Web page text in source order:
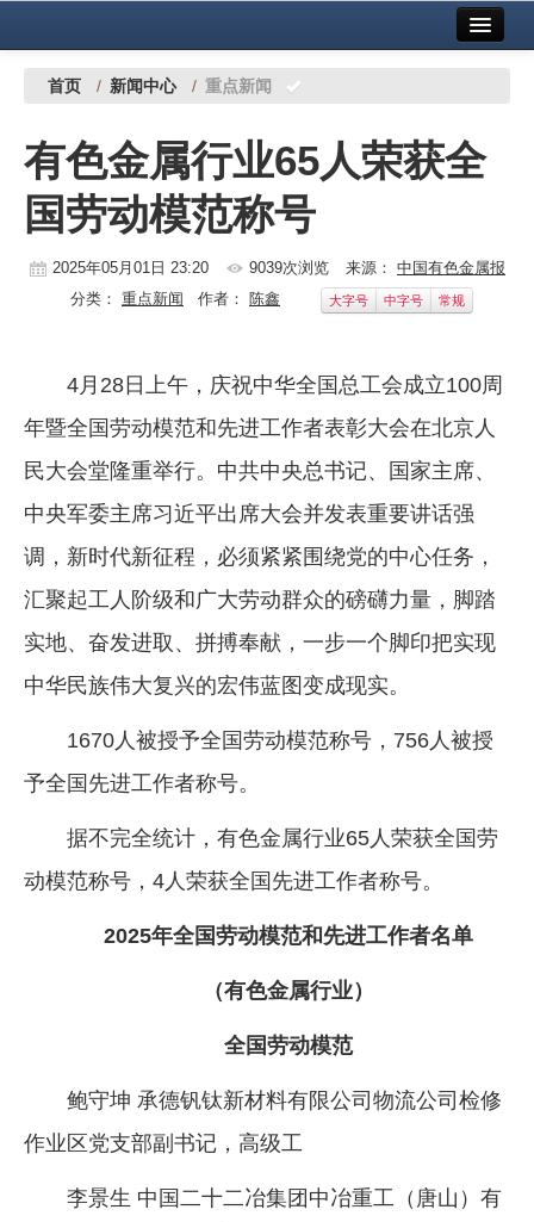
中国有色金属报社主办 广告服务
铜镍铅锌
铝
稀有稀土
镁钛
地矿 建设
党建工作
企业文化
《资源再生》杂志
首页 / 新闻中心 / 重点新闻
有色金属行业65人荣获全
国劳动模范称号
2025年05月01日 23:20 9039次浏览 来源： 中国有色金属报
分类： 重点新闻 作者： 陈鑫 大字号 中字号 常规
4月28日上午，庆祝中华全国总工会成立100周
年暨全国劳动模范和先进工作者表彰大会在北京人
民大会堂隆重举行。中共中央总书记、国家主席、
中央军委主席习近平出席大会并发表重要讲话强
调，新时代新征程，必须紧紧围绕党的中心任务，
汇聚起工人阶级和广大劳动群众的磅礴力量，脚踏
实地、奋发进取、拼搏奉献，一步一个脚印把实现
中华民族伟大复兴的宏伟蓝图变成现实。
1670人被授予全国劳动模范称号，756人被授
予全国先进工作者称号。
据不完全统计，有色金属行业65人荣获全国劳
动模范称号，4人荣获全国先进工作者称号。
2025年全国劳动模范和先进工作者名单
（有色金属行业）
全国劳动模范
鲍守坤 承德钒钛新材料有限公司物流公司检修
作业区党支部副书记，高级工
李景生 中国二十二冶集团中冶重工（唐山）有